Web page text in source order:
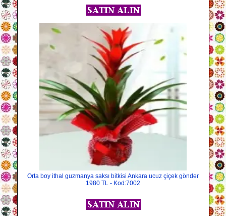
Orta boy ithal guzmanya saksı bitkisi Ankara ucuz çiçek gönder
1980 TL - Kod:7002